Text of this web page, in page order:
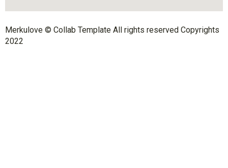
Merkulove © Collab Template All rights reserved Copyrights
2022